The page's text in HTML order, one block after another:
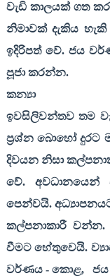
වැඩි කාලයක් ගත
නිමාවක් දැකිය
ඉදිරිපත් වේ. ජය
පූජා කරන්න.
කන්‍යා
ඉවසිලිවන්තව තම
ප්‍රශ්න බොහෝ දුරට
දිවයන නිසා
වේ.
පෙන්වයි.
කල්පනාකාරී වන්න.
වීමට හේතුවෙයි.
වර්ණය - කොළ, ජය